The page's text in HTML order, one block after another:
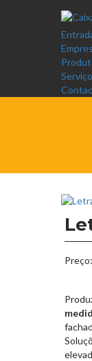
Preço: